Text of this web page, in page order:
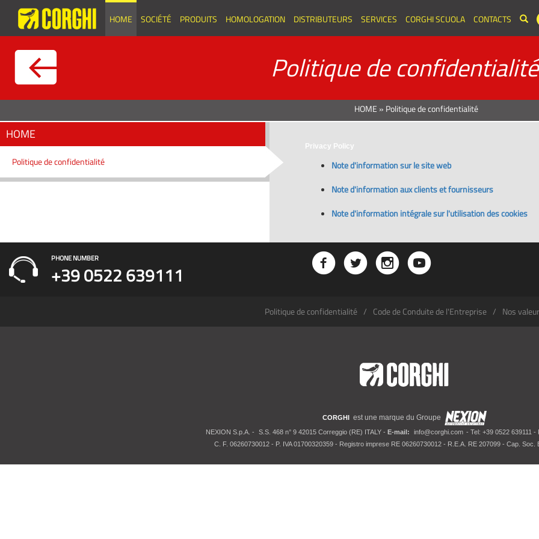
HOME SOCIÉTÉ PRODUITS HOMOLOGATION DISTRIBUTEURS SERVICES CORGHI SCUOLA CONTACTS
Politique de confidentialité
HOME » Politique de confidentialité
HOME
Politique de confidentialité
Privacy Policy
Note d'information sur le site web
Note d'information aux clients et fournisseurs
Note d'information intégrale sur l'utilisation des cookies
PHONE NUMBER
+39 0522 639111
Politique de confidentialité Code de Conduite de l'Entreprise Nos
CORGHI est une marque du Groupe
NEXION S.p.A. - S.S. 468 n° 9 42015 Correggio (RE) ITALY - E-mail: info@corghi.com - Tel: +39 0522 639111
C. F. 06260730012 - P. IVA 01700320359 - Registro imprese RE 06260730012 - R.E.A. RE 207099 - Cap. Soc.